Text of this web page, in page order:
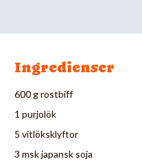
Ingredienser
600 g rostbiff
1 purjolök
5 vitlöksklyftor
3 msk japansk soja